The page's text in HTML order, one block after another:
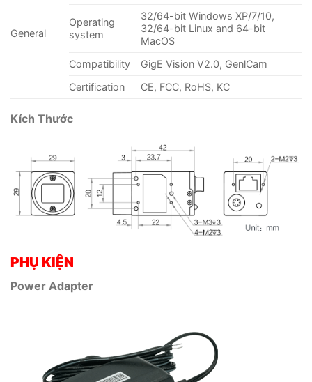
General
Operating
system
32/64-bit Windows XP/7/10,
32/64-bit Linux and 64-bit
MacOS
Compatibility
GigE Vision V2.0, GenlCam
Certification
CE, FCC, RoHS, KC
Kích Thước
PHỤ KIỆN
Power Adapter